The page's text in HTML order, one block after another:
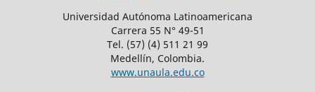
Universidad Autónoma Latinoamericana
Carrera 55 N° 49-51
Tel. (57) (4) 511 21 99
Medellín, Colombia.
www.unaula.edu.co